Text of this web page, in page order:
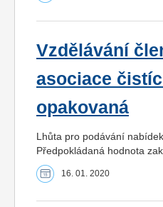
Vzdělávání
asociace
opakovaná
Lhůta pro podávání
Předpokládaná hodnota
16. 01. 2020